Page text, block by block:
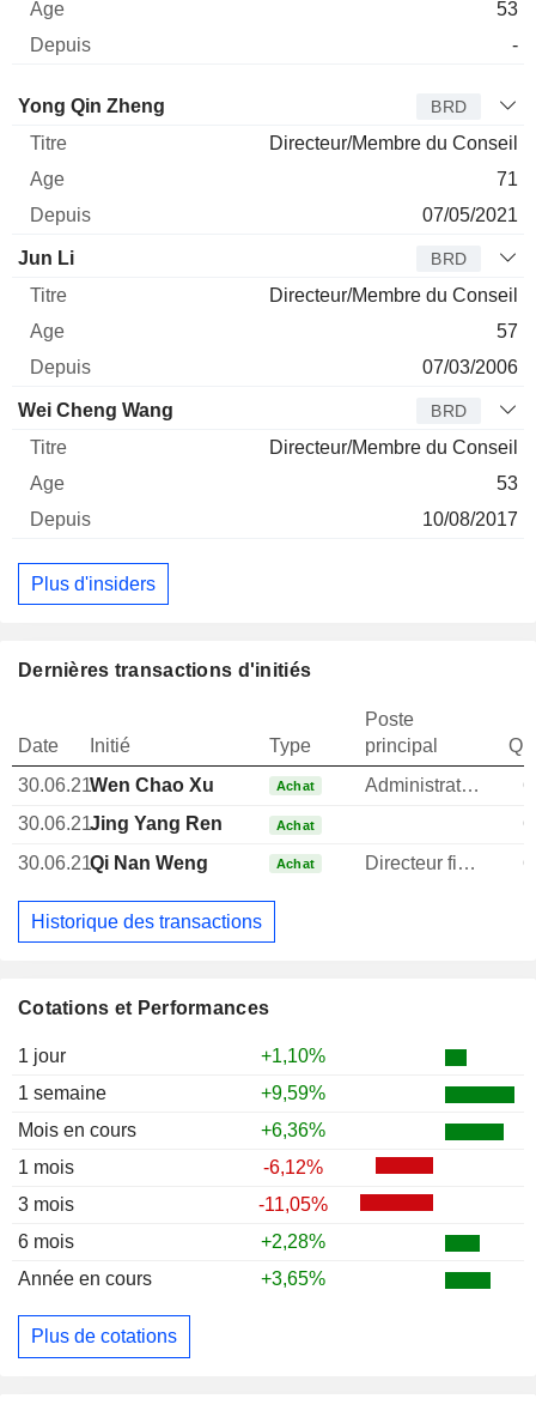
Cotations et Performances
1 jour
+1,10%
1 semaine
+9,59%
Mois en cours
+6,36%
1 mois
-6,12%
3 mois
-11,05%
6 mois
+2,28%
Année en cours
+3,65%
Plus de cotations
53
-
Administrateur Titre
Yong Qin Zheng BRD
Directeur/Membre du Conseil
71
07/05/2021
Jun Li BRD
Directeur/Membre du Conseil
57
07/03/2006
Wei Cheng Wang BRD
Directeur/Membre du Conseil
53
10/08/2017
Plus d'insiders
Dernières transactions d'initiés
Date Initié Type
Poste
principal
30.06.21Wen Chao Xu Achat Administrateur
30.06.21Jing Yang Ren Achat
30.06.21Qi Nan Weng Achat Directeur financier
Historique des transactions